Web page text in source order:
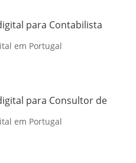
para Contabilista
em Portugal
para Consultor de
em Portugal